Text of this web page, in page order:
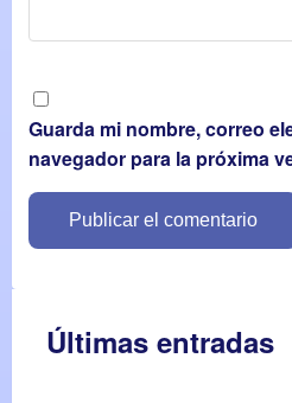
Guarda mi nombre, correo
navegador para la próxima
Últimas entradas